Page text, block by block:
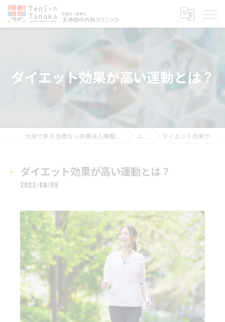
ダイエット効果が高い運動とは？
コラム ダイエット効果が高い運動とは？
ダイエット効果が高い運動とは？
2022/08/09